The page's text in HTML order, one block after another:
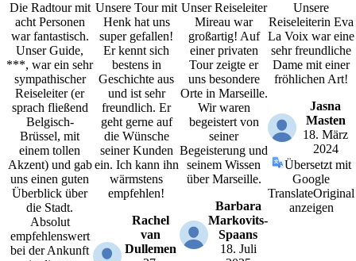
Die Radtour mit
acht Personen
war fantastisch.
Unser Guide,
***, war ein sehr
sympathischer
Reiseleiter (er
sprach fließend
Belgisch-
Brüssel, mit
einem tollen
Akzent) und gab
uns einen guten
Überblick über
die Stadt.
Absolut
empfehlenswert
bei der Ankunft
Unsere Tour mit
Henk hat uns
super gefallen!
Er kennt sich
bestens in
Geschichte aus
und ist sehr
freundlich. Er
geht gerne auf
die Wünsche
seiner Kunden
ein. Ich kann ihn
wärmstens
empfehlen!
Rachel
van
Dullemen
Unser Reiseleiter
Mireau war
großartig! Auf
einer privaten
Tour zeigte er
uns besondere
Orte in Marseille.
Wir waren
begeistert von
seiner
Begeisterung und
seinem Wissen
über Marseille.
Barbara
Markovits-
Spaans
18. Juli
Unsere
Reiseleiterin Eva
La Voix war eine
sehr freundliche
Dame mit einer
fröhlichen Art!
Jasna
Masten
18. März
2024
Übersetzt mit
Google
TranslateOriginal
anzeigen